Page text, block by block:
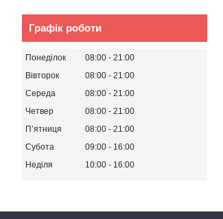
Графік роботи
Понеділок 08:00
21:00
Вівторок
08:00
21:00
Середа
08:00
21:00
Четвер
08:00
21:00
Пʼятниця
08:00
21:00
Субота
09:00
16:00
Неділя
10:00 16:00